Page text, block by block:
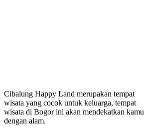
Cibalung Happy Land merupakan tempat
wisata yang cocok untuk keluarga, tempat
wisata di Bogor ini akan mendekatkan kamu
dengan alam.